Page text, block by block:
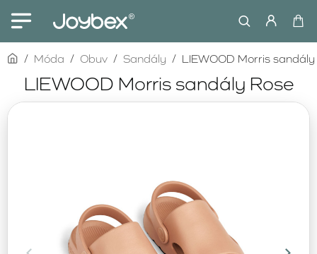
LIEWOOD Morris sandály Rose
homeMóda Obuv Sandály LIEWOOD Morris sandály